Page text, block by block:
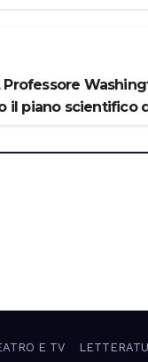
il piano scientifico
E TV